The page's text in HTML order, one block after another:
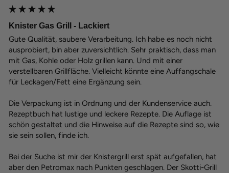
Knister Gas Grill - Lackiert
Gute Qualität, saubere Verarbeitung. Ich habe es noch nicht
ausprobiert, bin aber zuversichtlich. Sehr praktisch, dass man
mit Gas, Kohle oder Holz grillen kann. Und mit einer
verstellbaren Grillfläche. Vielleicht könnte eine Auffangschale
für Leckagen/Fett eine Ergänzung sein.
Die Verpackung ist in Ordnung und der Kundenservice auch.
Rezeptbuch hat lustige und leckere Rezepte. Die Auflage ist
schön gestaltet und die Hinweise auf die Rezepte sind so, wie
sie sein sollen, finde ich.
Bei der Suche ist mir der Knistergrill erst spät aufgefallen, hat
aber den Petromax nach Punkten geschlagen. Der Skotti-Grill